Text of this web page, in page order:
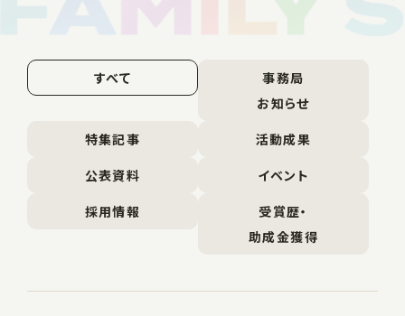
すべて
事務局
お知らせ
特集記事
活動成果
公表資料
イベント
採用情報
受賞歴・
助成金獲得